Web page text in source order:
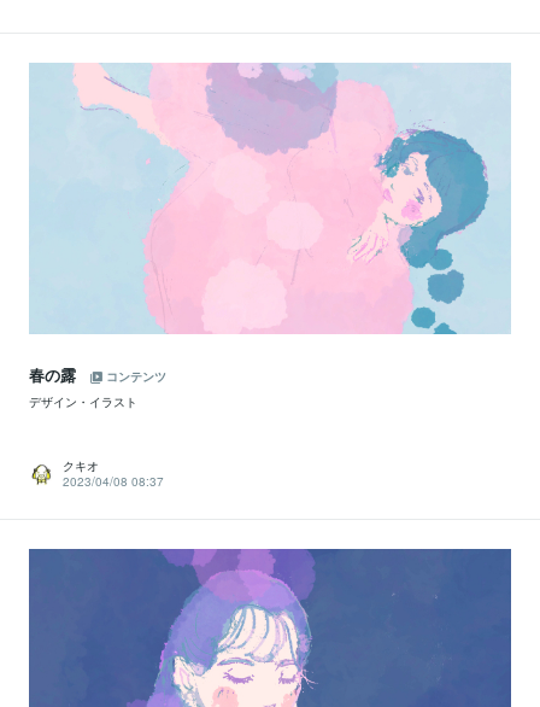
春の露
コンテンツ
デザイン・イラスト
クキオ
2023/04/08 08:37